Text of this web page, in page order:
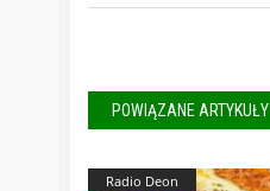
POWIĄZANE ARTYKUŁY
Radio Deon